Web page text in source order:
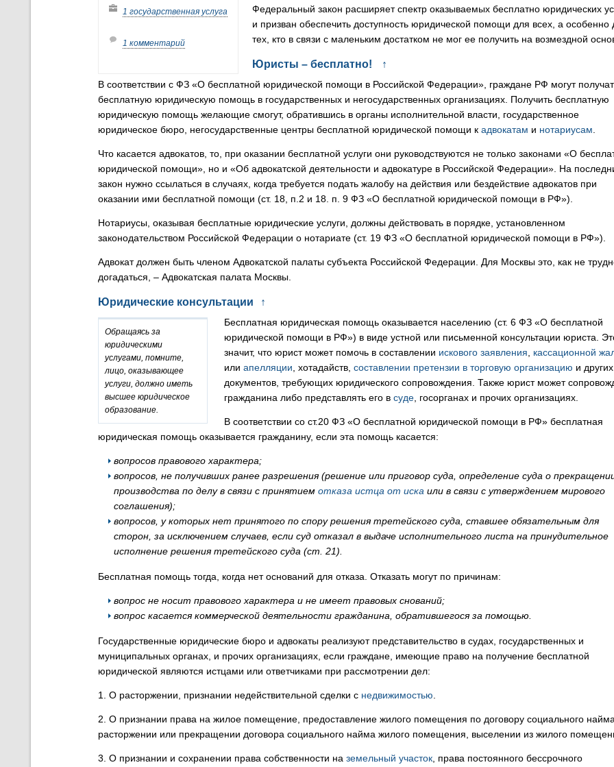
1 государственная услуга
1 комментарий
Федеральный закон расширяет спектр оказываемых бесплатно юридических
и призван обеспечить доступность юридической помощи для всех, а особенно
тех, кто в связи с маленьким достатком не мог ее получить на возмездной
Юристы – бесплатно! ↑
В соответствии с ФЗ «О бесплатной юридической помощи в Российской Федерации», граждане РФ могут
бесплатную юридическую помощь в государственных и негосударственных организациях. Получить бесплатную
юридическую помощь желающие смогут, обратившись в органы исполнительной власти, государственное
юридическое бюро, негосударственные центры бесплатной юридической помощи к адвокатам и нотариусам
Что касается адвокатов, то, при оказании бесплатной услуги они руководствуются не только законами «О
юридической помощи», но и «Об адвокатской деятельности и адвокатуре в Российской Федерации». На
закон нужно ссылаться в случаях, когда требуется подать жалобу на действия или бездействие адвокатов при
оказании ими бесплатной помощи (ст. 18, п.2 и 18. п. 9 ФЗ «О бесплатной юридической помощи в РФ»).
Нотариусы, оказывая бесплатные юридические услуги, должны действовать в порядке, установленном
законодательством Российской Федерации о нотариате (ст. 19 ФЗ «О бесплатной юридической помощи в РФ»).
Адвокат должен быть членом Адвокатской палаты субъекта Российской Федерации. Для Москвы это, как не
догадаться, – Адвокатская палата Москвы.
Юридические консультации ↑
Обращаясь за
юридическими
услугами, помните,
лицо, оказывающее
услуги, должно иметь
высшее юридическое
образование.
Бесплатная юридическая помощь оказывается населению (ст. 6 ФЗ «О бесплатной
юридической помощи в РФ») в виде устной или письменной консультации юриста.
значит, что юрист может помочь в составлении искового заявления
кассационной
или апелляции , хотадайств, составлении претензии в торговую организацию и других
документов, требующих юридического сопровождения. Также юрист может
гражданина либо представлять его в суде , госорганах и прочих организациях.
В соответствии со ст.20 ФЗ «О бесплатной юридической помощи в РФ» бесплатная
юридическая помощь оказывается гражданину, если эта помощь касается:
вопросов правового характера;
вопросов, не получивших ранее разрешения (решение или приговор суда, определение суда о
производства по делу в связи с принятием отказа истца от иска или в связи с утверждением мирового
соглашения);
вопросов, у которых нет принятого по спору решения третейского суда, ставшее обязательным для
сторон, за исключением случаев, если суд отказал в выдаче исполнительного листа на принудительное
исполнение решения третейского суда (ст. 21).
Бесплатная помощь тогда, когда нет оснований для отказа. Отказать могут по причинам:
вопрос не носит правового характера и не имеет правовых снований;
вопрос касается коммерческой деятельности гражданина, обратившегося за помощью.
Государственные юридические бюро и адвокаты реализуют представительство в судах, государственных и
муниципальных органах, и прочих организациях, если граждане, имеющие право на получение бесплатной
юридической являются истцами или ответчиками при рассмотрении дел:
1. О расторжении, признании недействительной сделки с недвижимостью
2. О признании права на жилое помещение, предоставление жилого помещения по договору социального
расторжении или прекращении договора социального найма жилого помещения, выселении из жилого
3. О признании и сохранении права собственности на земельный участок , права постоянного бессрочного